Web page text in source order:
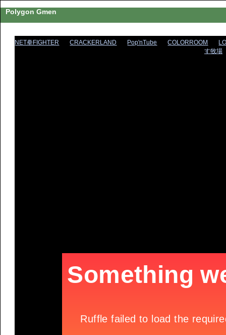
Polygon Gmen
NET拳FIGHTER CRACKERLAND Pop'nTube COLORROOM
す牧場